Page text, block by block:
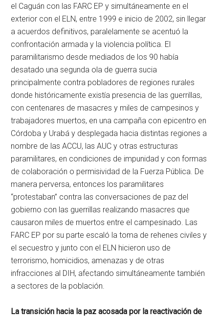
el Caguán con las FARC EP y simultáneamente en el
exterior con el ELN, entre 1999 e inicio de 2002, sin llegar
a acuerdos definitivos, paralelamente se acentuó la
confrontación armada y la violencia política. El
paramilitarismo desde mediados de los 90 había
desatado una segunda ola de guerra sucia
principalmente contra pobladores de regiones rurales
donde históricamente existía presencia de las guerrillas,
con centenares de masacres y miles de campesinos y
trabajadores muertos, en una campaña con epicentro en
Córdoba y Urabá y desplegada hacia distintas regiones a
nombre de las ACCU, las AUC y otras estructuras
paramilitares, en condiciones de impunidad y con formas
de colaboración o permisividad de la Fuerza Pública. De
manera perversa, entonces los paramilitares
“protestaban” contra las conversaciones de paz del
gobierno con las guerrillas realizando masacres que
causaron miles de muertos entre el campesinado. Las
FARC EP por su parte escaló la toma de rehenes civiles y
el secuestro y junto con el ELN hicieron uso de
terrorismo, homicidios, amenazas y de otras
infracciones al DIH, afectando simultáneamente también
a sectores de la población.
La transición hacia la paz acosada por la reactivación de